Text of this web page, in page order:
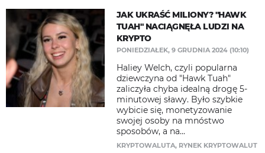
JAK UKRAŚĆ MILIONY? "HAWK
TUAH" NACIĄGNĘŁA LUDZI NA
KRYPTO
PONIEDZIAŁEK, 9 GRUDNIA 2024 (10:10)
Haliey Welch, czyli popularna
dziewczyna od "Hawk Tuah"
zaliczyła chyba idealną drogę 5-
minutowej sławy. Było szybkie
wybicie się, monetyzowanie
swojej osoby na mnóstwo
sposobów, a na...
KRYPTOWALUTA, RYNEK KRYPTOWALUT